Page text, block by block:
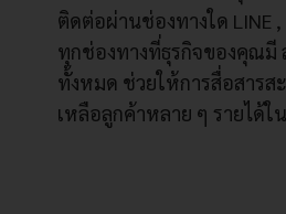
ติดต่อผ่านช่องทางใด LINE ,
ทุกช่องทางที่ธุรกิจของคุณมี
ทั้งหมด ช่วยให้การสื่อสารส
เหลือลูกค้าหลาย ๆ รายได้ใ